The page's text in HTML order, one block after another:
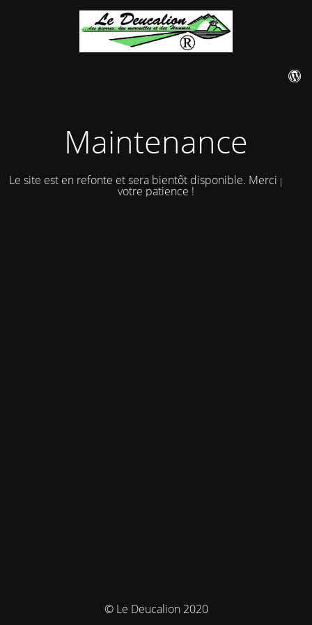
Maintenance
Le site est en refonte et sera bientôt disponible. Merci pour
votre patience !
© Le Deucalion 2020